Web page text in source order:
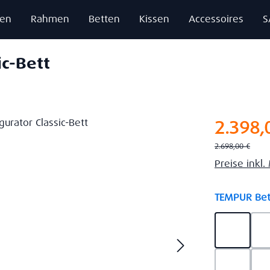
Rahmen Betten Kissen Accessoires
Bett
Regulärer Preis:
2.698,00 €
Preise inkl.
TEMPUR